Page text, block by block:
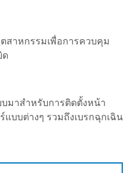
สาหกรรมเพื่อการควบคุม
ด
บมาสำหรับการติดตั้งหน้า
บบต่างๆ รวมถึงเบรกฉุกเฉิน